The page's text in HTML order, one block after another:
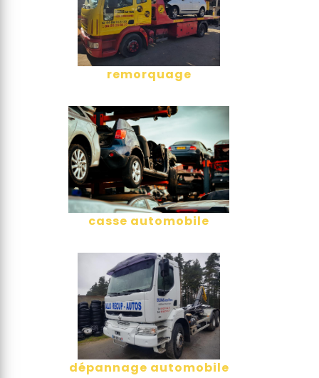
remorquage
casse automobile
dépannage automobile